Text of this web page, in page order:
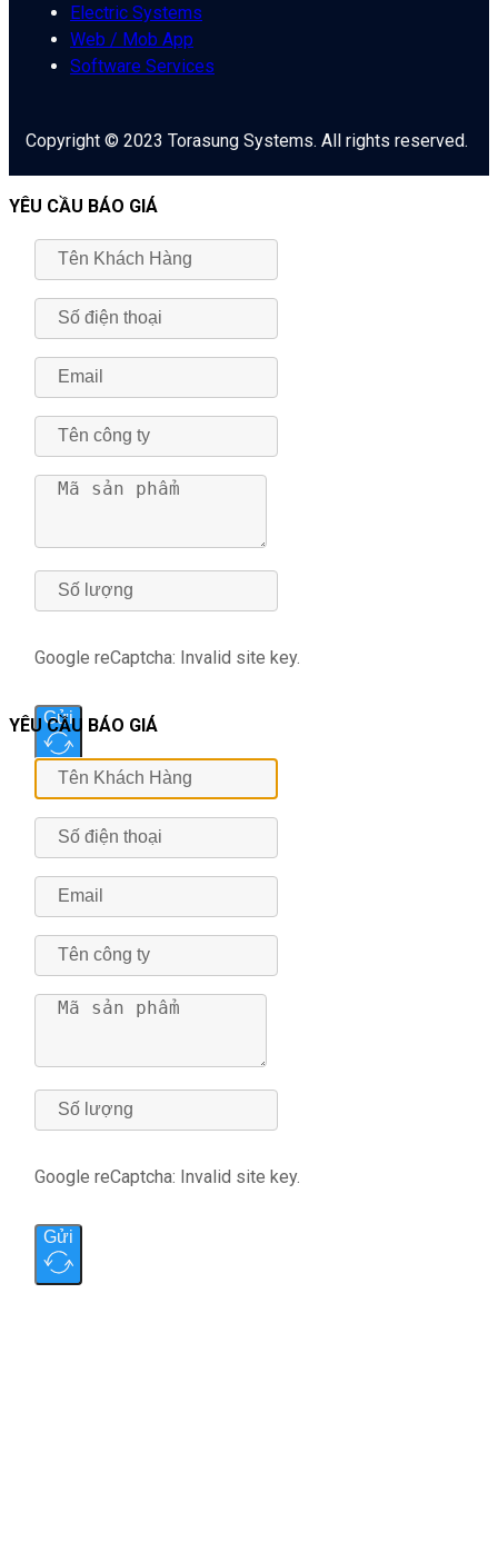
Electric Systems
Web / Mob App
Software Services
Copyright © 2023 Torasung Systems. All rights reserved.
YÊU CẦU BÁO GIÁ
Google reCaptcha: Invalid site key.
Gửi
YÊU CẦU BÁO GIÁ
Google reCaptcha: Invalid site key.
Gửi